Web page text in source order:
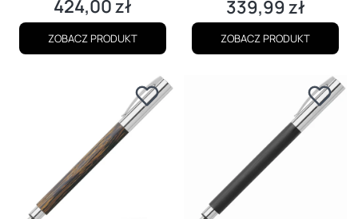
Cena
424,00 zł
ZOBACZ PRODUKT
Cena
339,99 zł
ZOBACZ PRODUKT